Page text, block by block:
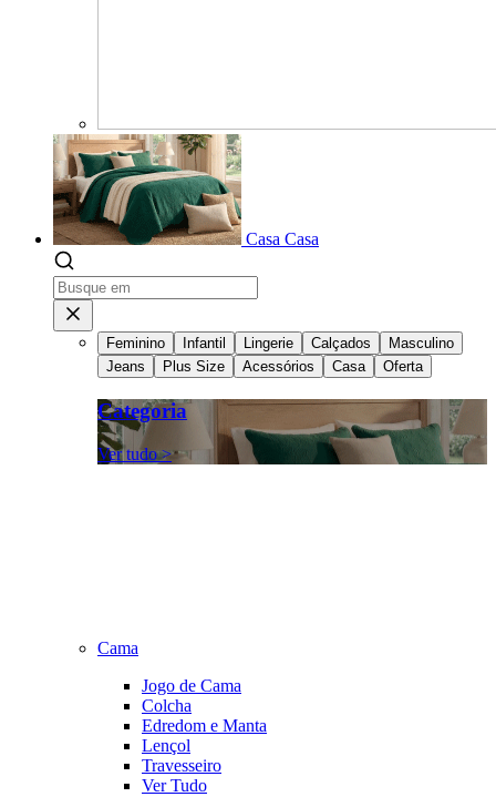
Casa Casa
Feminino Infantil Lingerie Calçados
Masculino
Jeans
Plus Size Acessórios Casa Oferta
Categoria
Ver tudo >
Cama
Jogo de Cama
Colcha
Edredom e Manta
Lençol
Travesseiro
Ver Tudo